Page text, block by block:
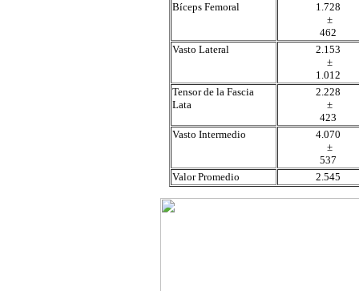
Bíceps Femoral
1.728
±
462
Vasto Lateral
2.153
±
1.012
Tensor de la Fascia
Lata
2.228
±
423
Vasto Intermedio
4.070
±
537
Valor Promedio
2.545